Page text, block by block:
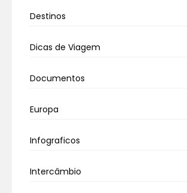
Destinos
Dicas de Viagem
Documentos
Europa
Infograficos
Intercâmbio